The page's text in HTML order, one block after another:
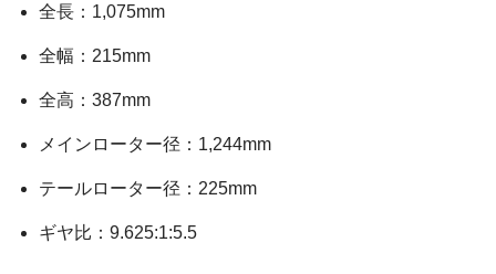
全長：1,075mm
全幅：215mm
全高：387mm
メインローター径：1,244mm
テールローター径：225mm
ギヤ比：9.625:1:5.5